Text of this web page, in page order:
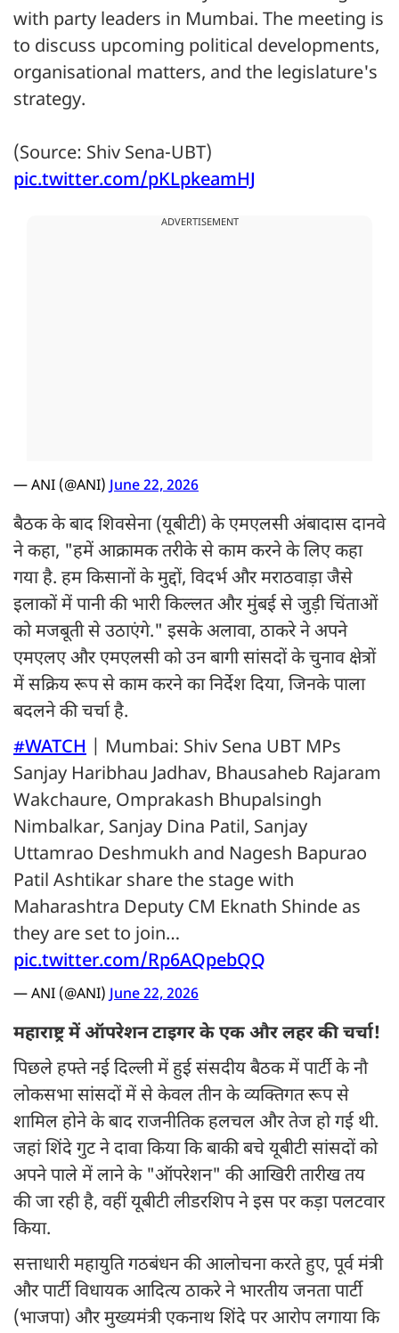
with party leaders in Mumbai. The meeting is
to discuss upcoming political developments,
organisational matters, and the legislature's
strategy.
(Source: Shiv Sena-UBT)
pic.twitter.com/pKLpkeamHJ
ADVERTISEMENT
— ANI (@ANI)June 22, 2026
बैठक के बाद शिवसेना (यूबीटी) के एमएलसी अंबादास दानवे
ने कहा, "हमें आक्रामक तरीके से काम करने के लिए कहा
गया है. हम किसानों के मुद्दों, विदर्भ और मराठवाड़ा जैसे
इलाकों में पानी की भारी किल्लत और मुंबई से जुड़ी चिंताओं
को मजबूती से उठाएंगे." इसके अलावा, ठाकरे ने अपने
एमएलए और एमएलसी को उन बागी सांसदों के चुनाव क्षेत्रों
में सक्रिय रूप से काम करने का निर्देश दिया, जिनके पाला
बदलने की चर्चा है.
#WATCH | Mumbai: Shiv Sena UBT MPs
Sanjay Haribhau Jadhav, Bhausaheb Rajaram
Wakchaure, Omprakash Bhupalsingh
Nimbalkar, Sanjay Dina Patil, Sanjay
Uttamrao Deshmukh and Nagesh Bapurao
Patil Ashtikar share the stage with
Maharashtra Deputy CM Eknath Shinde as
they are set to join…
pic.twitter.com/Rp6AQpebQQ
— ANI (@ANI)June 22, 2026
महाराष्ट्र में ऑपरेशन टाइगर के एक और लहर की चर्चा!
पिछले हफ्ते नई दिल्ली में हुई संसदीय बैठक में पार्टी के नौ
लोकसभा सांसदों में से केवल तीन के व्यक्तिगत रूप से
शामिल होने के बाद राजनीतिक हलचल और तेज हो गई थी.
जहां शिंदे गुट ने दावा किया कि बाकी बचे यूबीटी सांसदों को
अपने पाले में लाने के "ऑपरेशन" की आखिरी तारीख तय
की जा रही है, वहीं यूबीटी लीडरशिप ने इस पर कड़ा पलटवार
किया.
सत्ताधारी महायुति गठबंधन की आलोचना करते हुए, पूर्व मंत्री
और पार्टी विधायक आदित्य ठाकरे ने भारतीय जनता पार्टी
(भाजपा) और मुख्यमंत्री एकनाथ शिंदे पर आरोप लगाया कि